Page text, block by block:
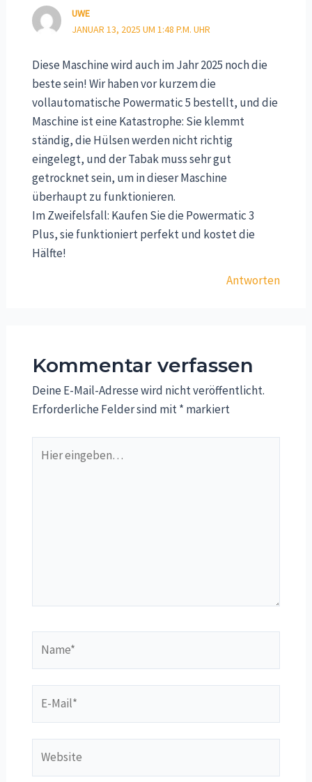
UWE
JANUAR 13, 2025 UM 1:48 P.M. UHR
Diese Maschine wird auch im Jahr 2025 noch die
beste sein! Wir haben vor kurzem die
vollautomatische Powermatic 5 bestellt, und die
Maschine ist eine Katastrophe: Sie klemmt
ständig, die Hülsen werden nicht richtig
eingelegt, und der Tabak muss sehr gut
getrocknet sein, um in dieser Maschine
überhaupt zu funktionieren.
Im Zweifelsfall: Kaufen Sie die Powermatic 3
Plus, sie funktioniert perfekt und kostet die
Hälfte!
Antworten
Kommentar verfassen
Deine E-Mail-Adresse wird nicht veröffentlicht.
Erforderliche Felder sind mit* markiert